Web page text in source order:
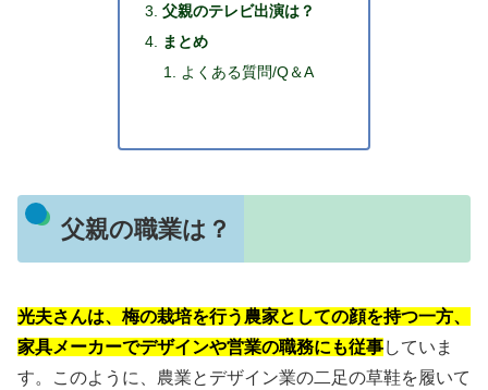
父親のテレビ出演は？
まとめ
よくある質問/Q＆A
父親の職業は？
光夫さんは、梅の栽培を行う農家としての顔を持つ一方、
家具メーカーでデザインや営業の職務にも従事していま
す。このように、農業とデザイン業の二足の草鞋を履いて